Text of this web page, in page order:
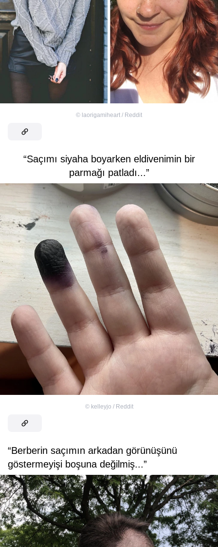
© laorigamiheart / Reddit
“Saçımı siyaha boyarken eldivenimin bir
parmağı patladı...”
© kelleyjo / Reddit
“Berberin saçımın arkadan görünüşünü
göstermeyişi boşuna değilmiş...”